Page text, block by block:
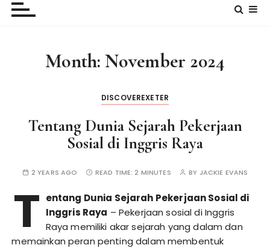
Month: November 2024
DISCOVEREXETER
Tentang Dunia Sejarah Pekerjaan
Sosial di Inggris Raya
2 YEARS AGO READ TIME:2 MINUTES BY JACKIE EVANS
T entang Dunia Sejarah Pekerjaan Sosial di
Inggris Raya – Pekerjaan sosial di Inggris
Raya memiliki akar sejarah yang dalam dan
memainkan peran penting dalam membentuk